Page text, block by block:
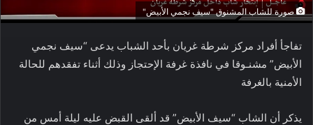
صورة للشاب المشنوق "سيف نجمي الأبيض"
تفاجأ أفراد مركز شرطة غريان بأحد الشباب يدعى “سيف نجمي
الأبيض” مشنـوقا في نافذة غرفة الإحتجاز وذلك أثناء تفقدهم للحالة
الأمنية بالغرفة
يذكر أن الشاب “سيف الأبيض” قد ألقى القبض عليه ليلة أمس من